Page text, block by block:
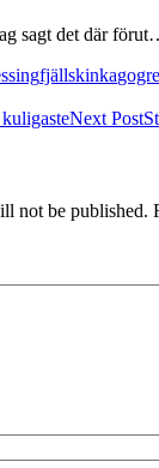
sagt det där
fjällskinka
Next Post
not be published.